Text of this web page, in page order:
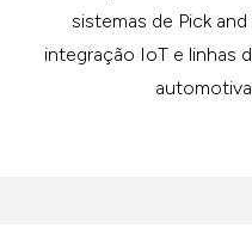
sistemas de Pick
integração IoT e linhas